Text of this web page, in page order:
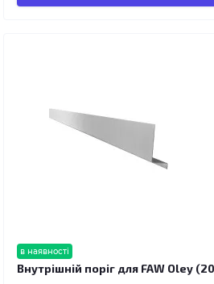
в наявності
Внутрішній поріг для FAW Oley